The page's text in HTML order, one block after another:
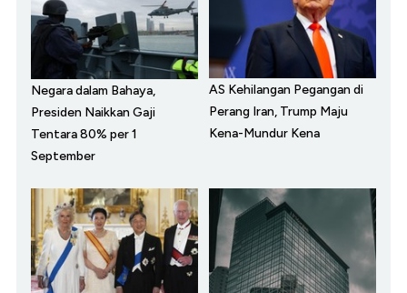
Negara dalam Bahaya,
Presiden Naikkan Gaji
Tentara 80% per 1
September
AS Kehilangan Pegangan di
Perang Iran, Trump Maju
Kena-Mundur Kena